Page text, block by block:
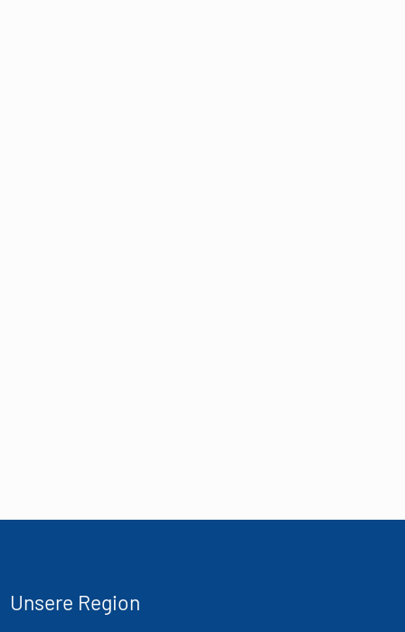
Unsere Region